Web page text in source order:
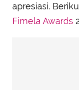
apresiasi.
Fimela Awards